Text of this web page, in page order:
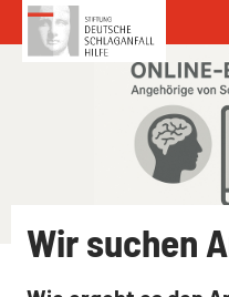
Zum Inhalt springen
Wir suchen